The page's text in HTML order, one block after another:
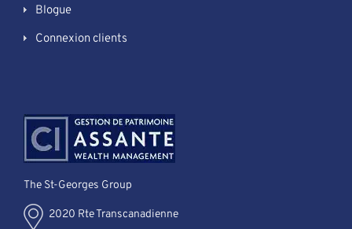
Blogue
Connexion clients
The St-Georges Group
2020 Rte Transcanadienne